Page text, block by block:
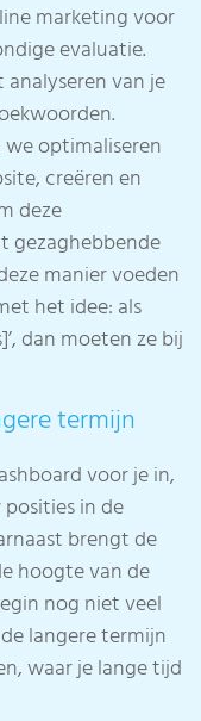
marketing voor
evaluatie.
van je
we optimaliseren
creëren en
deze
gezaghebbende
manier voeden
het idee: als
dan moeten ze bij
termijn
voor je in,
in de
brengt de
hoogte van de
nog niet veel
langere termijn
waar je lange tijd